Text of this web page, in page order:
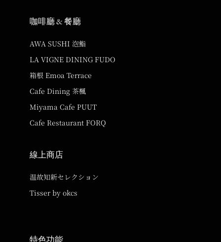
咖啡廳 & 餐廳
AWA SUSHI 泡鮨
LA VIGNE DINING FUDO
箱根 Emoa Terrace
Cafe Dining 茶楓
Miyama Cafe PUUT
Cafe Restaurant FORQ
線上商店
温故知新セレクション
Tisser by okcs
特色功能